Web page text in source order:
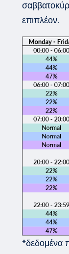
επιπλέον.
*δεδομένα